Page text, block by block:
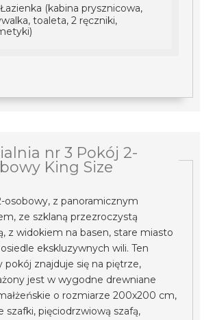
Łazienka (kabina prysznicowa,
toaleta, 2 ręczniki,
nr 3 Pokój 2-
King Size
osobowy, z panoramicznym
ze szklaną przezroczystą
z widokiem na basen, stare miasto
ekskluzywnych wili. Ten
pokój znajduje się na piętrze,
jest w wygodne drewniane
o rozmiarze 200x200 cm,
szafki, pięciodrzwiową szafą,